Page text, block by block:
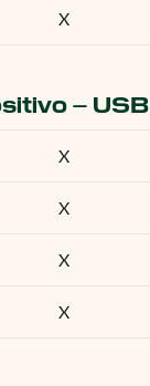
X
– USB
X
X
X
X